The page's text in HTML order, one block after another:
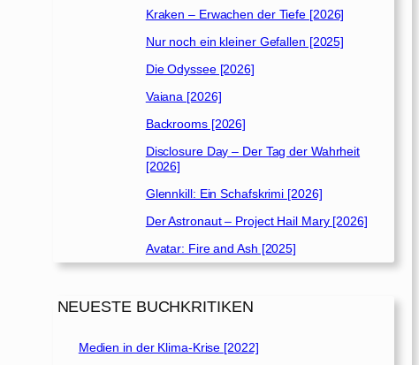
Kraken – Erwachen der Tiefe [2026]
Nur noch ein kleiner Gefallen [2025]
Die Odyssee [2026]
Vaiana [2026]
Backrooms [2026]
Disclosure Day – Der Tag der Wahrheit
[2026]
Glennkill: Ein Schafskrimi [2026]
Der Astronaut – Project Hail Mary [2026]
Avatar: Fire and Ash [2025]
NEUESTE BUCHKRITIKEN
Medien in der Klima-Krise [2022]